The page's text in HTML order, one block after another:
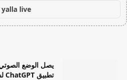
yalla live
تطبيق ChatGPT لسطح المكتب